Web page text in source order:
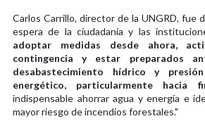
Carlos Carrillo, director de la UNGRD, fue
espera de la ciudadanía y las
adoptar medidas desde ahora,
contingencia y estar preparados
desabastecimiento hídrico y
energético, particularmente hacia
indispensable ahorrar agua y energía e
mayor riesgo de incendios forestales."